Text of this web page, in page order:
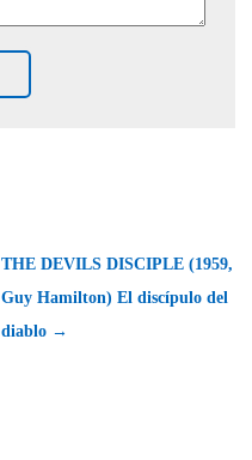
THE DEVILS DISCIPLE (1959,
Guy Hamilton) El discípulo del
diablo →